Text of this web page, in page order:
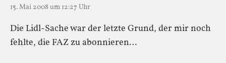
15. Mai 2008 um 12:27 Uhr
Die Lidl-Sache war der letzte Grund, der mir noch
fehlte, die FAZ zu abonnieren…